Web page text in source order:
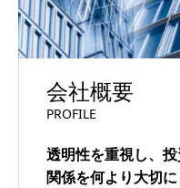
会社概要
PROFILE
透明性を重視し、
関係を何より大切に